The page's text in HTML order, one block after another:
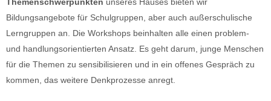
Bildungsangebote für Schulgruppen, aber auch außerschulische
Lerngruppen an. Die Workshops beinhalten alle einen problem-
und handlungsorientierten Ansatz. Es geht darum, junge Menschen
für die Themen zu sensibilisieren und in ein offenes Gespräch zu
kommen, das weitere Denkprozesse anregt.